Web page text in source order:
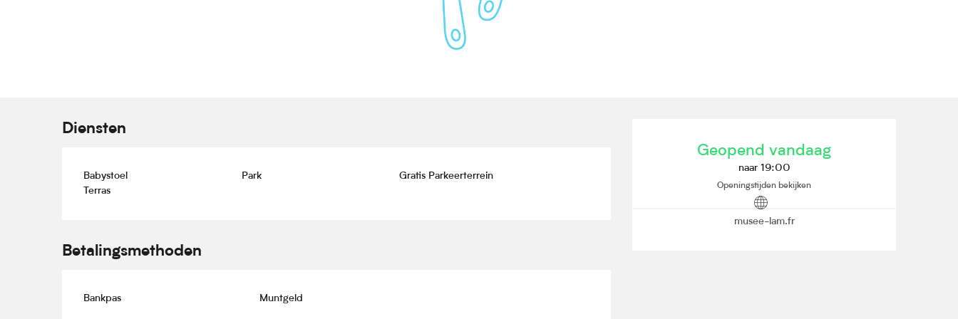
Openingstijden en
Geopend vandaag
naar 19:00
Openingstijden bekijken
musee-lam.fr
Diensten
Babystoel Park
Gratis Parkeerterrein
Terras
Betalingsmethoden
Bankpas Muntgeld